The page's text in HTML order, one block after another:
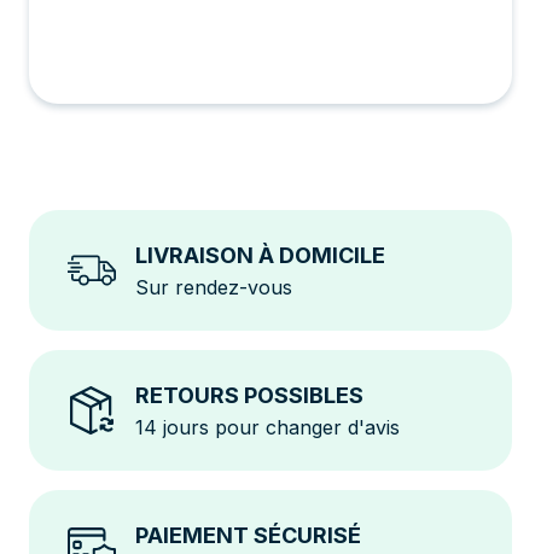
potentiel maximal, même en cas d'ombrage partiel.
Installation Durable: Conçu pour minimiser les
LIVRAISON À DOMICILE
Sur rendez-vous
RETOURS POSSIBLES
14 jours pour changer d'avis
PAIEMENT SÉCURISÉ